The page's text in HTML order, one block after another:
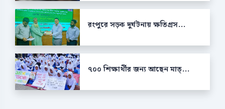
রংপুরে সড়ক দুর্ঘটনায় ক্ষতিগ্রস...
৭০০ শিক্ষার্থীর জন্য আছেন মাত্...